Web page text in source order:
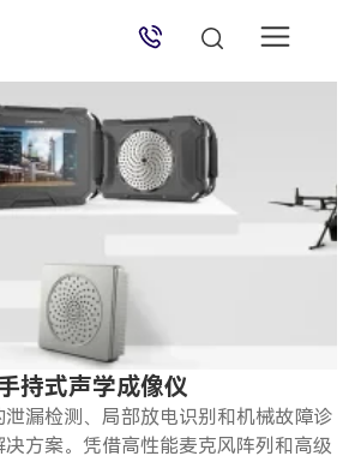
持式声学成像仪
漏检测、局部放电识别和机械故障诊
决方案。凭借高性能麦克风阵列和高级
持